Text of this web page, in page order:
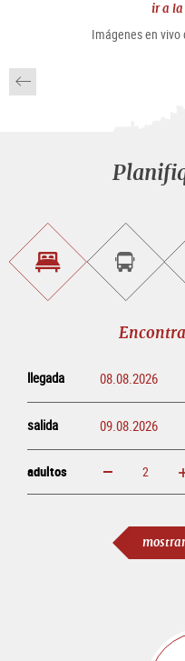
ir a
Imágenes en
Encontrar
alojamiento
Reservar
visitas
guiadas
llegada
salida
adultos aumentar